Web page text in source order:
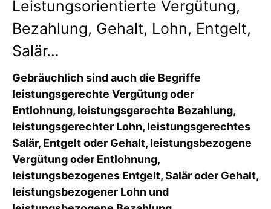
Leistungsorientierte Vergütung,
Bezahlung, Gehalt, Lohn, Entgelt,
Salär…
Gebräuchlich sind auch die Begriffe
leistungsgerechte Vergütung oder
Entlohnung, leistungsgerechte Bezahlung,
leistungsgerechter Lohn, leistungsgerechtes
Salär, Entgelt oder Gehalt, leistungsbezogene
Vergütung oder Entlohnung,
leistungsbezogenes Entgelt, Salär oder Gehalt,
leistungsbezogener Lohn und